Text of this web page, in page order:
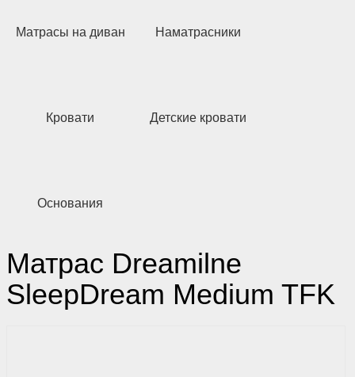
Матрасы на диван Наматрасники
Кровати Детские кровати
Основания
Матрас Dreamilne
SleepDream Medium TFK